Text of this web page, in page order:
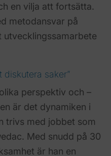
en vilja att fortsätta.
metodansvar på
utvecklingssamarbete
diskutera saker”
perspektiv och –
är det dynamiken i
trivs med jobbet som
Med snudd på 30
är han en